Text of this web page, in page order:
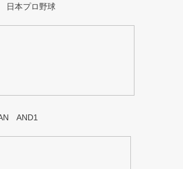
日本プロ野球
AND1